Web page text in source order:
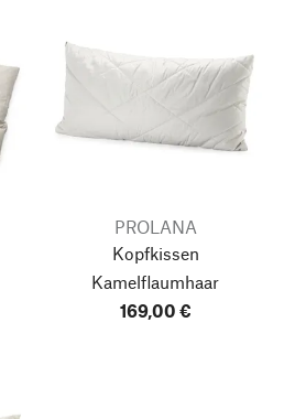
PROLANA
Kopfkissen
Kamelflaumhaar
169,00 €